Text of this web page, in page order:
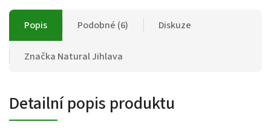
Popis Podobné (6) Diskuze
Značka Natural Jihlava
Detailní popis produktu